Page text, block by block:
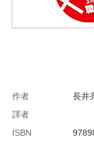
作者
長井
譯者
ISBN